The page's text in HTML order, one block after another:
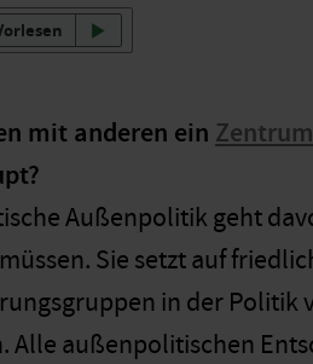
mit anderen ein
Außenpolitik geht
Sie setzt auf
in der Politik
Alle außenpolitischen